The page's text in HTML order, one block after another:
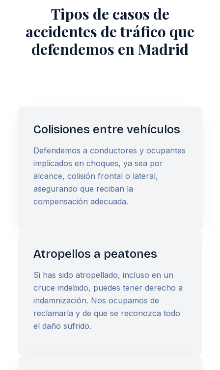
Tipos de casos de
accidentes de tráfico que
defendemos en Madrid
Colisiones entre vehículos
Defendemos a conductores y ocupantes
implicados en choques, ya sea por
alcance, colisión frontal o lateral,
asegurando que reciban la
compensación adecuada.
Atropellos a peatones
Si has sido atropellado, incluso en un
cruce indebido, puedes tener derecho a
indemnización. Nos ocupamos de
reclamarla y de que se reconozca todo
el daño sufrido.